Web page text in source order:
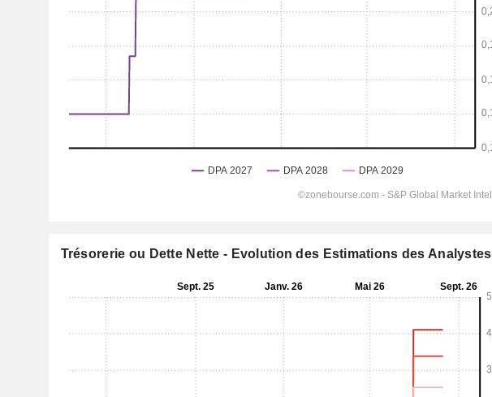
Trésorerie ou Dette Nette - Evolution des Estimations des Analystes